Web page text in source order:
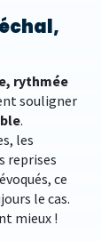
rythmée
souligner
.
les
reprises
ce
le cas.
mieux !